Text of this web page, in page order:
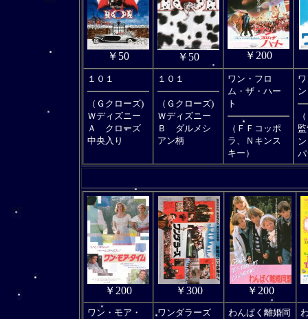
￥50 ￥50 ￥200
１０１
（Ｇクローズ)
Ｗディズニー
Ａ クローズ
中央入り
１０１
（Ｇクローズ)
Ｗディズニー
Ｂ ダルメシ
アン柄
ワン・フロ
ム・ザ・ハー
ト
（ＦＦコッポ
ラ、Ｎキンス
キー）
ン
￥200 ￥300 ￥200
ワン・モア・
ワンダラーズ
わんぱく離婚同